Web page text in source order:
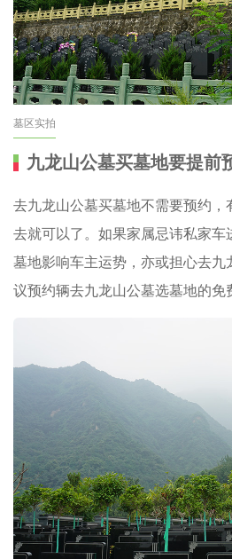
墓区实拍
九龙山公墓买墓地要提前
去九龙山公墓买墓地不需要预约
去就可以了。如果家属忌讳私家
墓地影响车主运势，亦或担心去
议预约辆去九龙山公墓选墓地的免